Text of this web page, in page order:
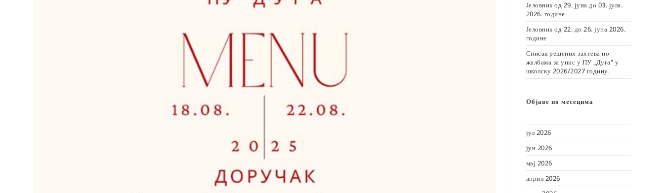
Јеловник од 29. јуна до 03. јула.
2026. године
Јеловник од 22. до 26. јуна 2026.
године
Списак решених захтева по
жалбама за упис у ПУ „Дуга“ у
школску 2026/2027 годину.
Објаве по месецима
јул 2026
јун 2026
мај 2026
април 2026